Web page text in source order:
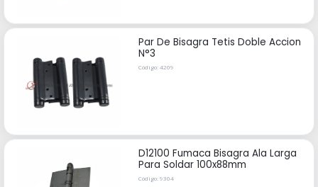
Par De Bisagra Tetis Doble Accion
N°3
Código: 4209
D12100 Fumaca Bisagra Ala Larga
Para Soldar 100x88mm
Código: 9304